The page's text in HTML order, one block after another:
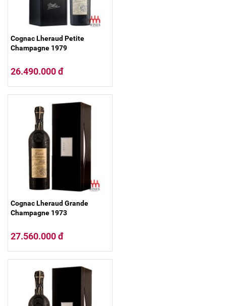
Cognac Lheraud Petite
Champagne 1979
26.490.000 đ
Cognac Lheraud Grande
Champagne 1973
27.560.000 đ